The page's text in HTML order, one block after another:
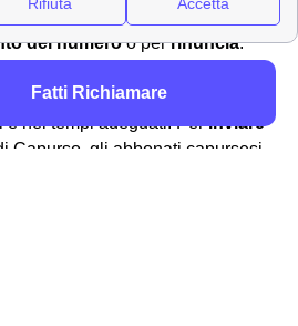
del numeroo perrinuncia.
reclamo per assicurarsi che
e nei tempi adeguati. Perinviare
Capurso, gli abbonati capursesi
Fatti Richiamare